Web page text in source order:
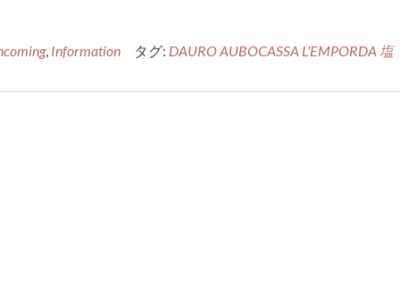
, Information タグ: DAURO AUBOCASSA L'EMPORDA